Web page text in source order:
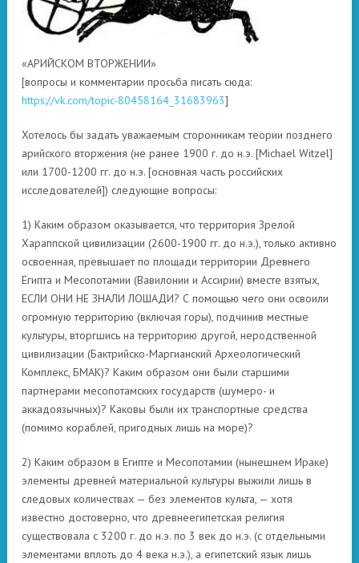
«АРИЙСКОМ ВТОРЖЕНИИ»
[вопросы и комментарии просьба писать сюда:
https://vk.com/topic-80458164_31683963]
Хотелось бы задать уважаемым сторонникам теории позднего
арийского вторжения (не ранее 1900 г. до н.э. [Michael Witzel]
или 1700-1200 гг. до н.э. [основная часть российских
исследователей]) следующие вопросы:
1) Каким образом оказывается, что территория Зрелой
Хараппской цивилизации (2600-1900 гг. до н.э.), только активно
освоенная, превышает по площади территории Древнего
Египта и Месопотамии (Вавилонии и Ассирии) вместе взятых,
ЕСЛИ ОНИ НЕ ЗНАЛИ ЛОШАДИ? С помощью чего они освоили
огромную территорию (включая горы), подчинив местные
культуры, вторгшись на территорию другой, неродственной
цивилизации (Бактрийско-Маргианский Археологический
Комплекс, БМАК)? Каким образом они были старшими
партнерами месопотамских государств (шумеро- и
аккадоязычных)? Каковы были их транспортные средства
(помимо кораблей, пригодных лишь на море)?
2) Каким образом в Египте и Месопотамии (нынешнем Ираке)
элементы древней материальной культуры выжили лишь в
следовых количествах — без элементов культа, — хотя
известно достоверно, что древнеегипетская религия
существовала с 3200 г. до н.э. по 3 век до н.э. (с отдельными
элементами вплоть до 4 века н.э.), а египетский язык лишь